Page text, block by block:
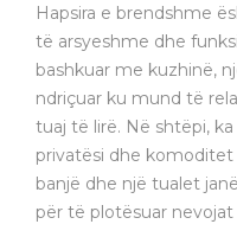
Hapsira e brendshme
të arsyeshme dhe
bashkuar me kuzhinë,
ndriçuar ku mund të
tuaj të lirë. Në shtëpi,
privatësi dhe
banjë dhe një tualet
për të plotësuar